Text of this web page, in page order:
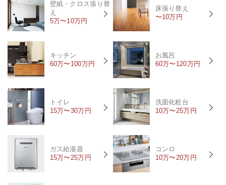
壁紙・クロス張り替
え
5万〜10万円
床張り替え
〜10万円
キッチン
60万〜100万円
お風呂
60万〜120万円
トイレ
15万〜30万円
洗面化粧台
10万〜25万円
ガス給湯器
15万〜25万円
コンロ
10万〜20万円